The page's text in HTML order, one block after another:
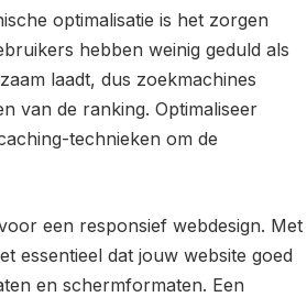
optimalisatie is het zorgen
hebben weinig geduld als
laadt, dus zoekmachines
van de ranking. Optimaliseer
technieken om de
een responsief webdesign. Met
essentieel dat jouw website goed
en schermformaten. Een